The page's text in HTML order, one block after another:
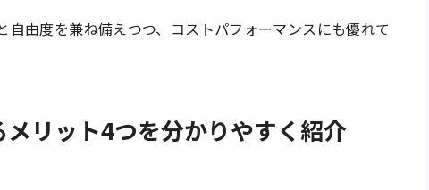
自由度を兼ね備えつつ、コストパフォーマンスにも優れて
リット4つを分かりやすく紹介